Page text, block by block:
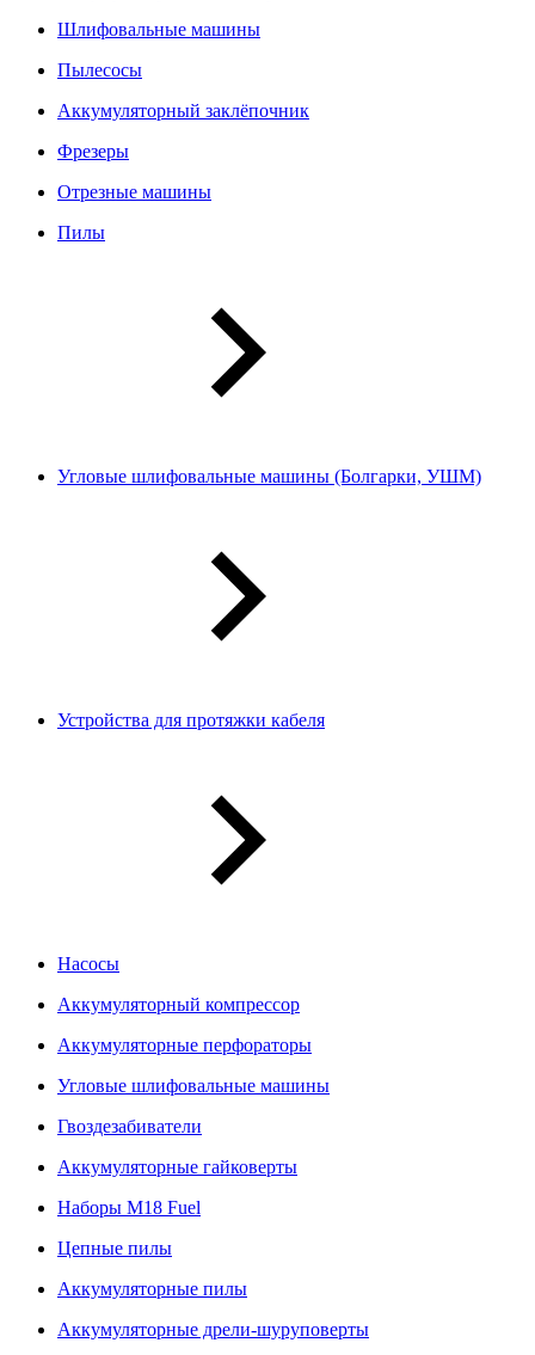
Шлифовальные машины
Пылесосы
Аккумуляторный заклёпочник
Фрезеры
Отрезные машины
Пилы
Угловые шлифовальные машины (Болгарки, УШМ)
Устройства для протяжки кабеля
Насосы
Аккумуляторный компрессор
Аккумуляторные перфораторы
Угловые шлифовальные машины
Гвоздезабиватели
Аккумуляторные гайковерты
Наборы M18 Fuel
Цепные пилы
Аккумуляторные пилы
Аккумуляторные дрели-шуруповерты